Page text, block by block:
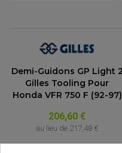
Demi-Guidons GP Light 2
Gilles Tooling Pour
Honda VFR 750 F (92-97)
206,60 €
au lieu de 217,48 €